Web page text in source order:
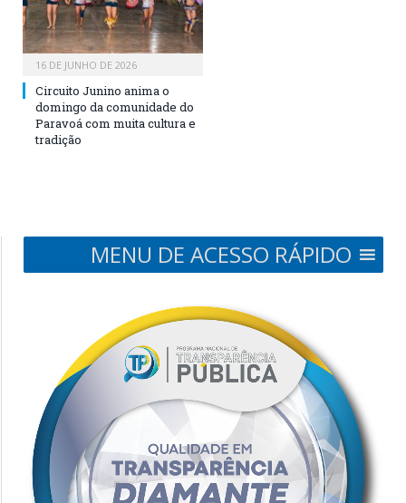
16 DE JUNHO DE 2026
Circuito Junino anima o
domingo da comunidade do
Paravoá com muita cultura e
tradição
MENU DE ACESSO RÁPIDO